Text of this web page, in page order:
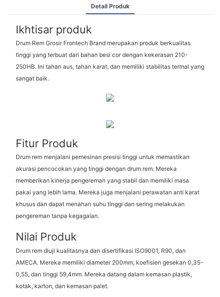
Detail Produk
Ikhtisar produk
Drum Rem Grosir Frontech Brand merupakan produk berkualitas
tinggi yang terbuat dari bahan besi cor dengan kekerasan 210-
250HB. Ini tahan aus, tahan karat, dan memiliki stabilitas termal yang
sangat baik.
Fitur Produk
Drum rem menjalani pemesinan presisi tinggi untuk memastikan
akurasi pencocokan yang tinggi dengan drum rem. Mereka
memberikan kinerja pengereman yang stabil dan memiliki masa
pakai yang lebih lama. Mereka juga menjalani perawatan anti karat
khusus dan dapat menahan suhu tinggi dan sering melakukan
pengereman tanpa kegagalan.
Nilai Produk
Drum rem diuji kualitasnya dan disertifikasi ISO9001, R90, dan
AMECA. Mereka memiliki diameter 200mm, koefisien gesekan 0,35-
0,55, dan tinggi 59,4mm. Mereka datang dalam kemasan plastik,
kotak, karton, dan kemasan palet.